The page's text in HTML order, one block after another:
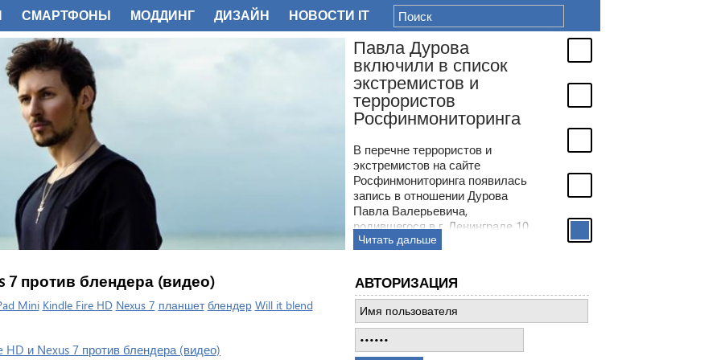
Павла Дурова
включили в список
экстремистов и
террористов
Росфинмониторинга
В перечне террористов и
экстремистов на сайте
Росфинмониторинга появилась
запись в отношении Дурова
Павла Валерьевича,
родившегося в г. Ленинграде 10
октября 1984 года. Это
главе Telegram обвинение в
содействии террористической
деятельности и объявила его в
международный розыск.
Читать дальше
7 против блендера (видео)
Mini Kindle Fire HD Nexus 7 планшет блендер Will it blend
АВТОРИЗАЦИЯ
СМАРТФОНЫ МОДДИНГ ДИЗАЙН НОВОСТИ IT